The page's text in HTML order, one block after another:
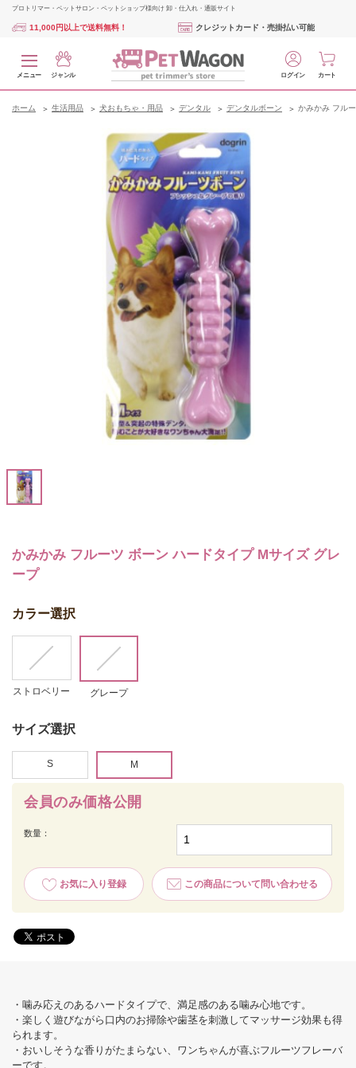
プロトリマー・ペットサロン・ペットショップ様向け 卸・仕入れ・通販サイト
11,000円以上で送料無料！ クレジットカード・売掛払い可能
メニュー ジャンル ログイン カート
ホーム 生活用品 犬おもちゃ・用品 デンタル デンタルボーン かみかみ フル
かみかみ フルーツ ボーン ハードタイプ Mサイズ グレ
ープ
会員のみ価格公開
数量：
お気に入り登録 この商品について問い合わせる
カラー選択
ストロベリー グレープ
サイズ選択
S M
・噛み応えのあるハードタイプで、満足感のある噛み心地です。
・楽しく遊びながら口内のお掃除や歯茎を刺激してマッサージ効果も得
られます。
・おいしそうな香りがたまらない、ワンちゃんが喜ぶフルーツフレーバ
ーです。